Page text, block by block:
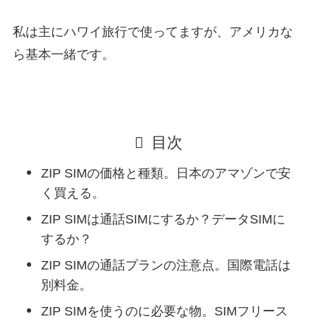
私は主にハワイ旅行で使ってますが、アメリカな
ら基本一緒です。
目次
ZIP SIMの価格と種類。日本のアマゾンで安
く買える。
ZIP SIMは通話SIMにするか？データSIMに
するか？
ZIP SIMの通話プランの注意点。国際電話は
別料金。
ZIP SIMを使うのに必要な物。SIMフリース